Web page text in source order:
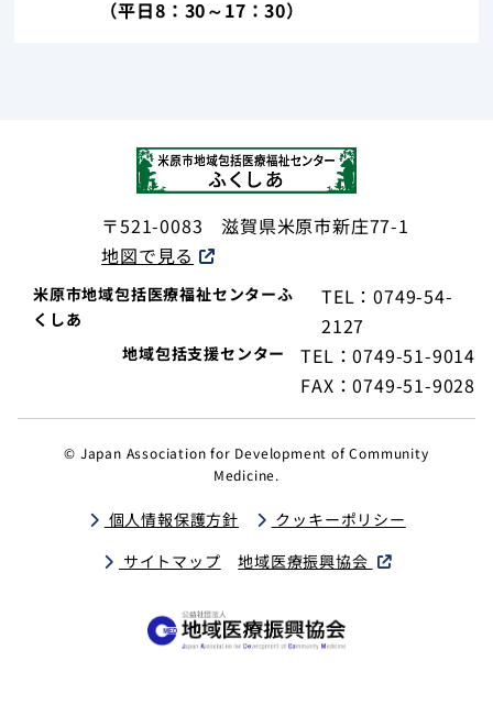
（平日8：30～17：30）
〒521-0083 滋賀県米原市新庄77-1
地図で見る
米原市地域包括医療福祉センターふ
くしあ
TEL：0749-54-
2127
地域包括支援センター
TEL：0749-51-9014
FAX：0749-51-9028
© Japan Association for Development of Community
Medicine.
個人情報保護方針
クッキーポリシー
サイトマップ
地域医療振興協会